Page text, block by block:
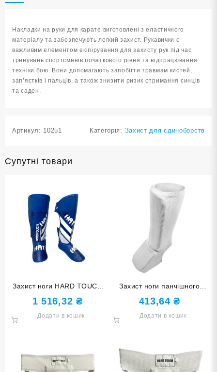
L
Накладки на руки для карате виготовлені з еластичного
матеріалу та забезпечують легкий захист. Рукавички є
важливим елементом екіпірування для захисту рук під час
тренувань спортсменів початкового рівня та відпрацювання
техніки бою. Вони допомагають запобігти травмам кистей,
зап’ястків і пальців, а також знизити ризик отримання синців
та саден.
Артикул: 10251 Категорія: Захист для єдиноборств
Супутні товари
Захист ноги HARD TOUCH
синій розмір L DX
1 516,32 ₴
Додати в кошик
Захист ноги панчішного
типу білий розмір S 748-3S-
Б
413,64₴
Додати в кошик